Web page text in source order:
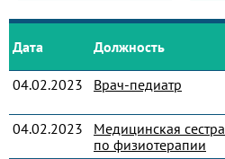
Дата Должность
04.02.2023 Врач-педиатр
04.02.2023
Медицинская сестра
по физиотерапии